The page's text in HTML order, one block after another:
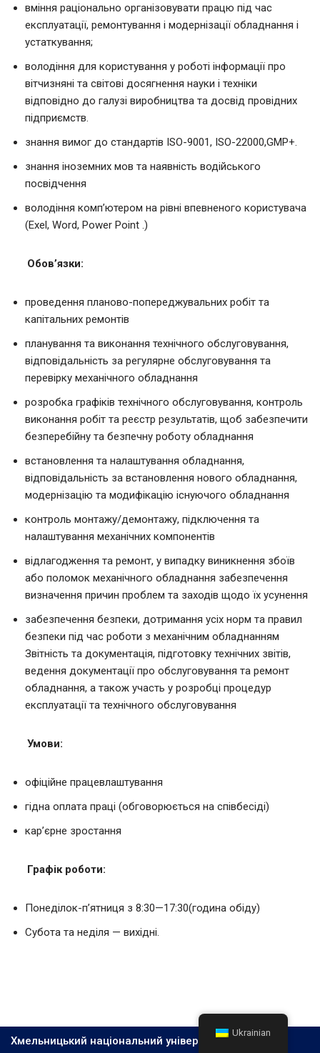
вміння раціонально організовувати працю під час
експлуатації, ремонтування і модернізації обладнання і
устаткування;
володіння для користування у роботі інформації про
вітчизняні та світові досягнення науки і техніки
відповідно до галузі виробництва та досвід провідних
підприємств.
знання вимог до стандартів ISO-9001, ISO-22000,GMP+.
знання іноземних мов та наявність водійського
посвідчення
володіння комп’ютером на рівні впевненого користувача
(Еxel, Word, Power Point .)
Обов’язки:
проведення планово-попереджувальних робіт та
капітальних ремонтів
планування та виконання технічного обслуговування,
відповідальність за регулярне обслуговування та
перевірку механічного обладнання
розробка графіків технічного обслуговування, контроль
виконання робіт та реєстр результатів, щоб забезпечити
безперебійну та безпечну роботу обладнання
встановлення та налаштування обладнання,
відповідальність за встановлення нового обладнання,
модернізацію та модифікацію існуючого обладнання
контроль монтажу/демонтажу, підключення та
налаштування механічних компонентів
відлагодження та ремонт, у випадку виникнення збоїв
або поломок механічного обладнання забезпечення
визначення причин проблем та заходів щодо їх усунення
забезпечення безпеки, дотримання усіх норм та правил
безпеки під час роботи з механічним обладнанням
Звітність та документація, підготовку технічних звітів,
ведення документації про обслуговування та ремонт
обладнання, а також участь у розробці процедур
експлуатації та технічного обслуговування
Умови:
офіційне працевлаштування
гідна оплата праці (обговорюється на співбесіді)
кар’єрне зростання
Графік роботи:
Понеділок-п’ятниця з 8:30—17:30(година обіду)
Субота та неділя — вихідні.
Хмельницький національний університет, 2026
Ukrainian